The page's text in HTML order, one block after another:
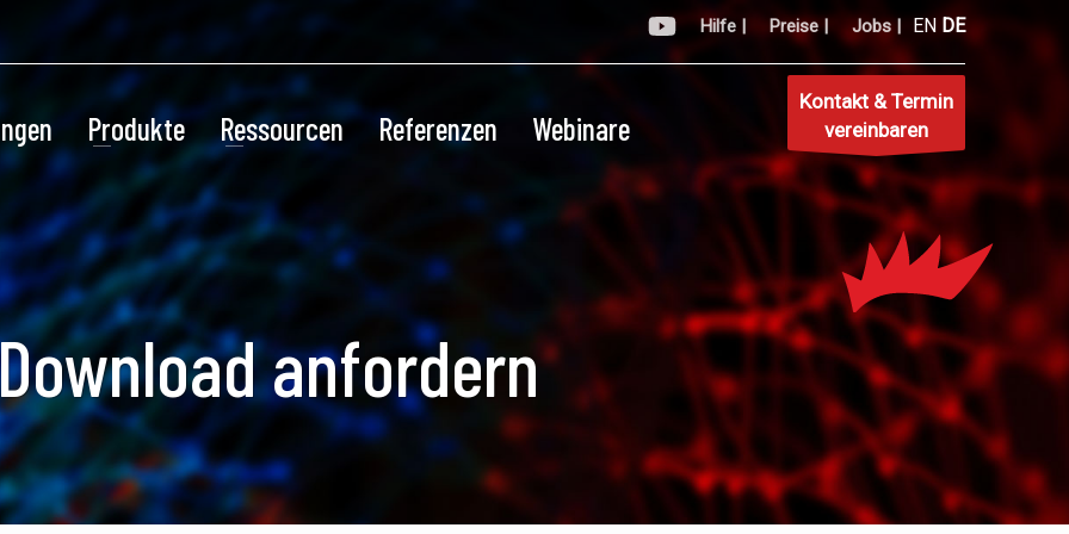
Hilfe | Preise | Jobs | EN DE
Produkte Ressourcen Referenzen Webinare
Kontakt & Termin
vereinbaren
anfordern